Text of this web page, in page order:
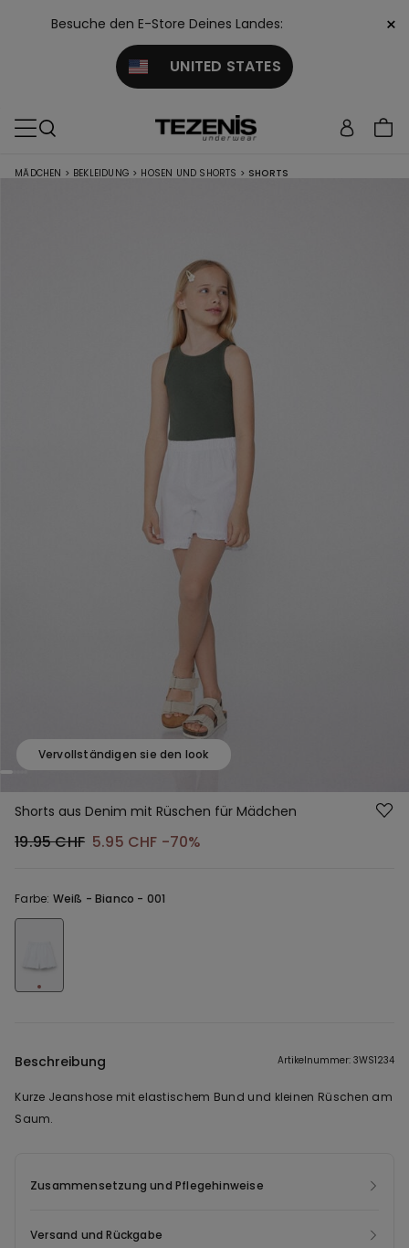
Besuche den E-Store Deines Landes:
UNITED STATES
×
MÄDCHEN > BEKLEIDUNG > HOSEN UND SHORTS > SHORTS
Vervollständigen sie den look
Shorts aus Denim mit Rüschen für Mädchen
19.95 CHF 5.95 CHF -70%
Farbe: Weiß -Bianco - 001
Beschreibung Artikelnummer: 3WS1234
Kurze Jeanshose mit elastischem Bund und kleinen Rüschen am
Saum.
Zusammensetzung und Pflegehinweise
Versand und Rückgabe